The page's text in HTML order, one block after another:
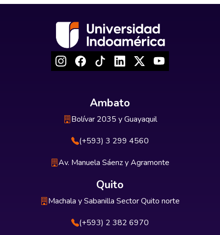
Ambato
Bolívar 2035 y Guayaquil
(+593) 3 299 4560
Av. Manuela Sáenz y Agramonte
Quito
Machala y Sabanilla Sector Quito norte
(+593) 2 382 6970